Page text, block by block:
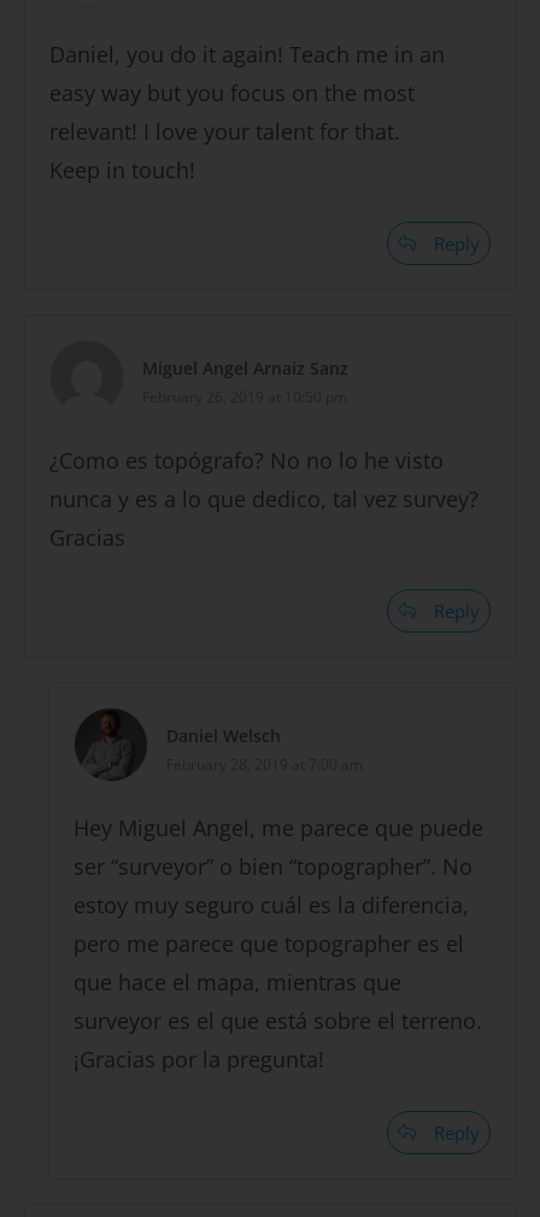
Daniel, you do it again! Teach me in an
easy way but you focus on the most
relevant! I love your talent for that.
Keep in touch!
Reply
Miguel Angel Arnaiz Sanz
¿Como es topógrafo? No no lo he visto
nunca y es a lo que dedico, tal vez survey?
Gracias
Reply
Daniel Welsch
Hey Miguel Angel, me parece que puede
ser “surveyor” o bien “topographer”. No
estoy muy seguro cuál es la diferencia,
pero me parece que topographer es el
que hace el mapa, mientras que
surveyor es el que está sobre el terreno.
¡Gracias por la pregunta!
Reply